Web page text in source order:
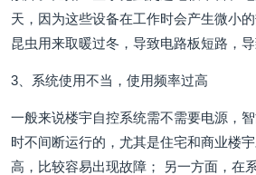
天，因为这些设备在工作时会产生微小
昆虫用来取暖过冬，导致电路板短路，
3、系统使用不当，使用频率过高
一般来说楼宇自控系统需不需要电源，
时不间断运行的，尤其是住宅和商业楼
高，比较容易出现故障； 另一方面，在